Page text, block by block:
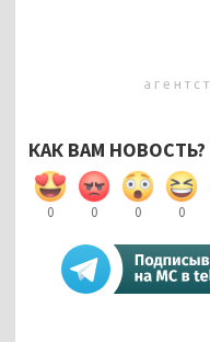
КАК ВАМ НОВОСТЬ?
0 0 0 0